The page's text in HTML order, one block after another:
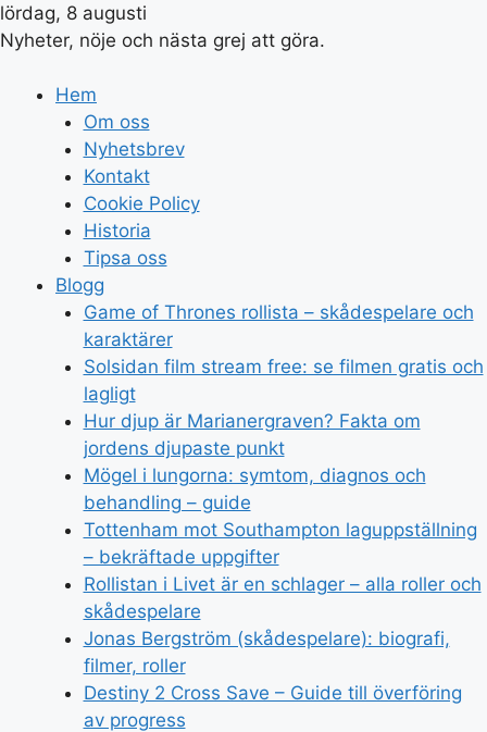
lördag, 8 augusti
Nyheter, nöje och nästa grej att göra.
Hem
Om oss
Nyhetsbrev
Kontakt
Cookie Policy
Historia
Tipsa oss
Blogg
Game of Thrones rollista – skådespelare och
karaktärer
Solsidan film stream free: se filmen gratis och
lagligt
Hur djup är Marianergraven? Fakta om
jordens djupaste punkt
Mögel i lungorna: symtom, diagnos och
behandling – guide
Tottenham mot Southampton laguppställning
– bekräftade uppgifter
Rollistan i Livet är en schlager – alla roller och
skådespelare
Jonas Bergström (skådespelare): biografi,
filmer, roller
Destiny 2 Cross Save – Guide till överföring
av progress